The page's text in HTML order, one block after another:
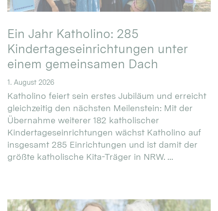
Ein Jahr Katholino: 285
Kindertageseinrichtungen unter
einem gemeinsamen Dach
1. August 2026
Katholino feiert sein erstes Jubiläum und erreicht
gleichzeitig den nächsten Meilenstein: Mit der
Übernahme weiterer 182 katholischer
Kindertageseinrichtungen wächst Katholino auf
insgesamt 285 Einrichtungen und ist damit der
größte katholische Kita-Träger in NRW. ...